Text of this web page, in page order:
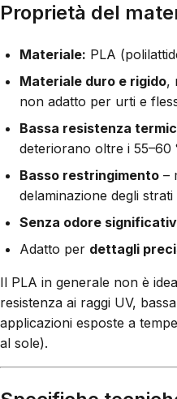
Proprietà del
Materiale: PLA
Materiale duro e rigido,
non adatto per urti e
Bassa resistenza
deteriorano oltre i 55–60
Basso restringimento –
delaminazione degli strati
Senza odore
Adatto per dettagli
Il PLA in generale non è
resistenza ai raggi UV,
applicazioni esposte a
al sole).